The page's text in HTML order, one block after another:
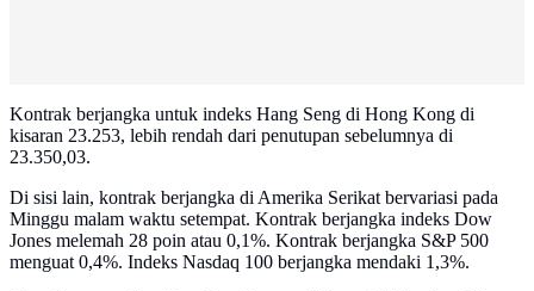
Kontrak berjangka untuk indeks Hang Seng di Hong Kong di
kisaran 23.253, lebih rendah dari penutupan sebelumnya di
23.350,03.
Di sisi lain, kontrak berjangka di Amerika Serikat bervariasi pada
Minggu malam waktu setempat. Kontrak berjangka indeks Dow
Jones melemah 28 poin atau 0,1%. Kontrak berjangka S&P 500
menguat 0,4%. Indeks Nasdaq 100 berjangka mendaki 1,3%.